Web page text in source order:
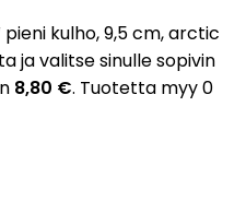
kulho, 9,5 cm, arctic
ja valitse sinulle sopivin
8,80 €. Tuotetta myy 0